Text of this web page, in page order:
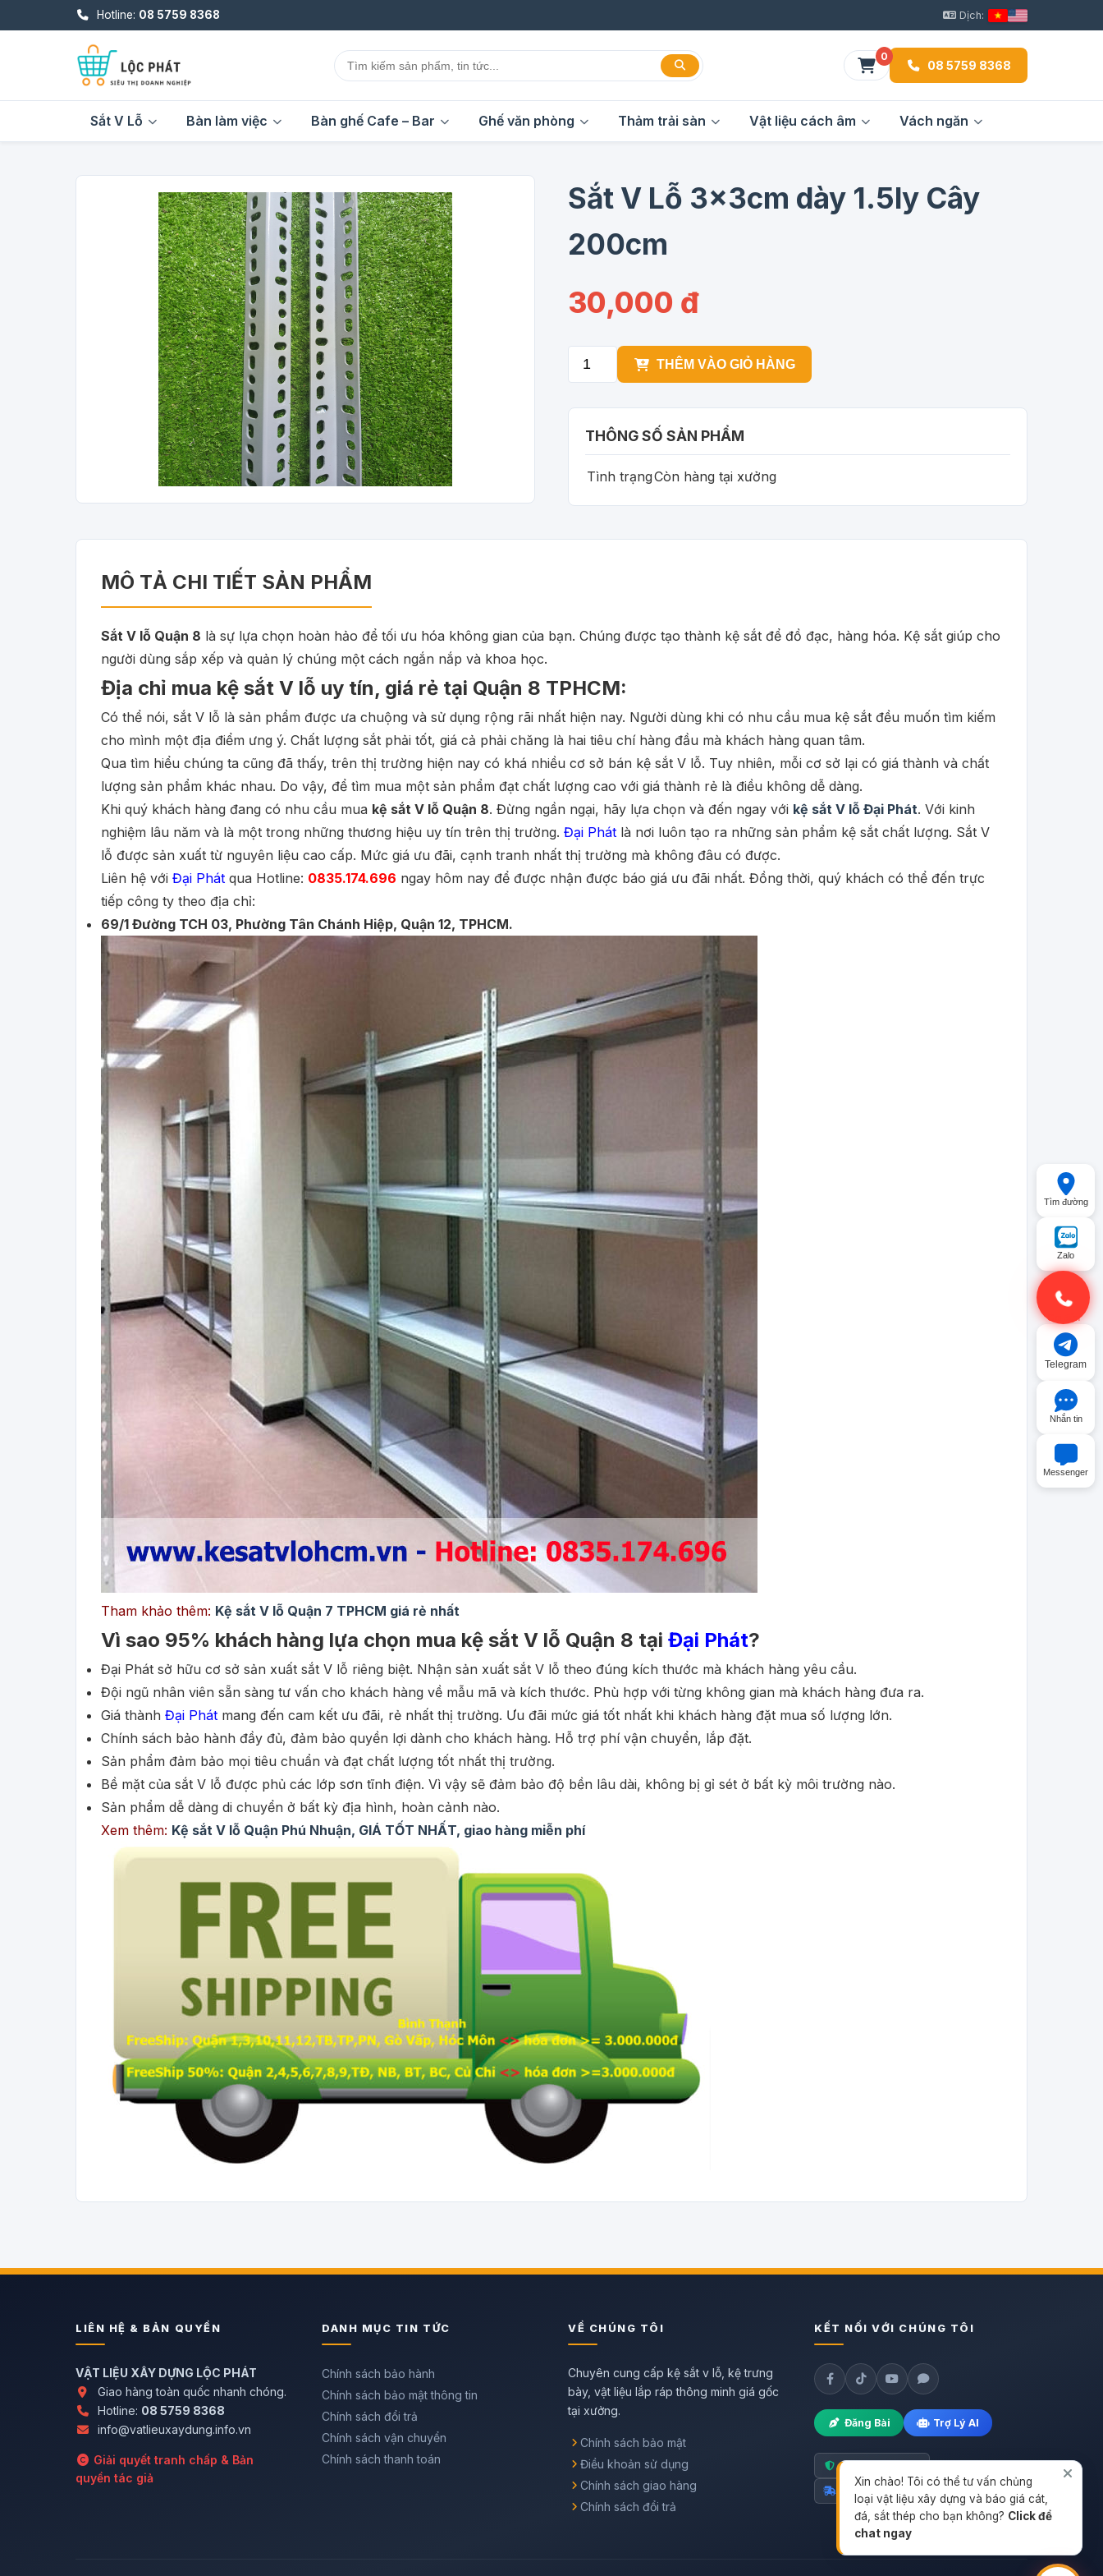
Hotline: 08 5759 8368 Dịch:
0
08 5759 8368
Sắt V Lỗ Bàn làm việc Bàn ghế Cafe – Bar Ghế văn phòng Thảm trải sàn Vật liệu cách âm Vách ngăn
Sắt V Lỗ 3x3cm dày 1.5ly Cây
200cm
30,000 đ
THÊM VÀO GIỎ HÀNG
THÔNG SỐ SẢN PHẨM
Tình trạngCòn hàng tại xưởng
MÔ TẢ CHI TIẾT SẢN PHẨM
Sắt V lỗ Quận 8 là sự lựa chọn hoàn hảo để tối ưu hóa không gian của bạn. Chúng được tạo thành kệ sắt để đồ đạc, hàng hóa. Kệ sắt giúp cho
người dùng sắp xếp và quản lý chúng một cách ngắn nắp và khoa học.
Địa chỉ mua kệ sắt V lỗ uy tín, giá rẻ tại Quận 8 TPHCM:
Có thể nói, sắt V lỗ là sản phẩm được ưa chuộng và sử dụng rộng rãi nhất hiện nay. Người dùng khi có nhu cầu mua kệ sắt đều muốn tìm kiếm
cho mình một địa điểm ưng ý. Chất lượng sắt phải tốt, giá cả phải chăng là hai tiêu chí hàng đầu mà khách hàng quan tâm.
Qua tìm hiểu chúng ta cũng đã thấy, trên thị trường hiện nay có khá nhiều cơ sở bán kệ sắt V lỗ. Tuy nhiên, mỗi cơ sở lại có giá thành và chất
lượng sản phẩm khác nhau. Do vậy, để tìm mua một sản phẩm đạt chất lượng cao với giá thành rẻ là điều không dễ dàng.
Khi quý khách hàng đang có nhu cầu mua kệ sắt V lỗ Quận 8. Đừng ngần ngại, hãy lựa chọn và đến ngay với kệ sắt V lỗ Đại Phát. Với kinh
nghiệm lâu năm và là một trong những thương hiệu uy tín trên thị trường. Đại Phát là nơi luôn tạo ra những sản phẩm kệ sắt chất lượng. Sắt V
lỗ được sản xuất từ nguyên liệu cao cấp. Mức giá ưu đãi, cạnh tranh nhất thị trường mà không đâu có được.
Liên hệ với Đại Phát qua Hotline: 0835.174.696 ngay hôm nay để được nhận được báo giá ưu đãi nhất. Đồng thời, quý khách có thể đến trực
tiếp công ty theo địa chỉ:
69/1 Đường TCH 03, Phường Tân Chánh Hiệp, Quận 12, TPHCM.
Tham khảo thêm: Kệ sắt V lỗ Quận 7 TPHCM giá rẻ nhất
Vì sao 95% khách hàng lựa chọn mua kệ sắt V lỗ Quận 8 tại Đại Phát?
Đại Phát sở hữu cơ sở sản xuất sắt V lỗ riêng biệt. Nhận sản xuất sắt V lỗ theo đúng kích thước mà khách hàng yêu cầu.
Đội ngũ nhân viên sẵn sàng tư vấn cho khách hàng về mẫu mã và kích thước. Phù hợp với từng không gian mà khách hàng đưa ra.
Giá thành Đại Phát mang đến cam kết ưu đãi, rẻ nhất thị trường. Ưu đãi mức giá tốt nhất khi khách hàng đặt mua số lượng lớn.
Chính sách bảo hành đầy đủ, đảm bảo quyền lợi dành cho khách hàng. Hỗ trợ phí vận chuyển, lắp đặt.
Sản phẩm đảm bảo mọi tiêu chuẩn và đạt chất lượng tốt nhất thị trường.
Bề mặt của sắt V lỗ được phủ các lớp sơn tĩnh điện. Vì vậy sẽ đảm bảo độ bền lâu dài, không bị gỉ sét ở bất kỳ môi trường nào.
Sản phẩm dễ dàng di chuyển ở bất kỳ địa hình, hoàn cảnh nào.
Xem thêm: Kệ sắt V lỗ Quận Phú Nhuận, GIÁ TỐT NHẤT, giao hàng miễn phí
LIÊN HỆ & BẢN QUYỀN
VẬT LIỆU XÂY DỰNG LỘC PHÁT
Giao hàng toàn quốc nhanh chóng.
Hotline: 08 5759 8368
info@vatlieuxaydung.info.vn
Giải quyết tranh chấp & Bản
quyền tác giả
DANH MỤC TIN TỨC
Chính sách bảo hành
Chính sách bảo mật thông tin
Chính sách đổi trả
Chính sách vận chuyển
Chính sách thanh toán
VỀ CHÚNG TÔI
Chuyên cung cấp kệ sắt v lỗ, kệ trưng
bày, vật liệu lắp ráp thông minh giá gốc
tại xưởng.
Chính sách bảo mật
Điều khoản sử dụng
Chính sách giao hàng
Chính sách đổi trả
KẾT NỐI VỚI CHÚNG TÔI
Đăng Bài Trợ Lý AI
Hàng chính hãng
Giao nhanh toàn quốc
Tìm đường
Zalo
Gọi điện
Telegram
Nhắn tin
Messenger
Xin chào! Tôi có thể tư vấn chủng
loại vật liệu xây dựng và báo giá cát,
đá, sắt thép cho bạn không? Click để
chat ngay